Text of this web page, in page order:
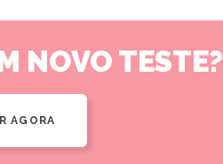
NOVO TESTE?
AGORA